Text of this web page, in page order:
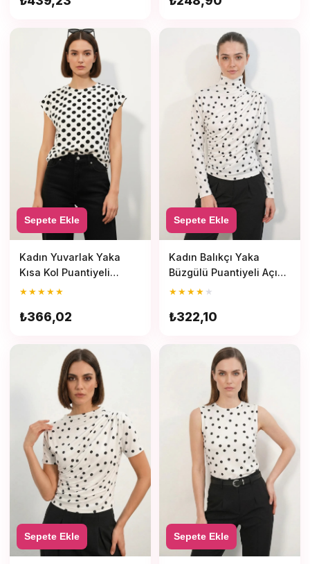
Sepete Ekle
Kadın Yuvarlak Yaka
Kısa Kol Puantiyeli
Beyaz Bluz
★★★★★
₺366,02
Sepete Ekle
Kadın Balıkçı Yaka
Büzgülü Puantiyeli Açık
Beyaz Bluz
★★★★ ★
₺322,10
Sepete Ekle Sepete Ekle